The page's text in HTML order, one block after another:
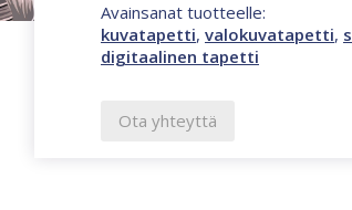
Avainsanat tuotteelle:
kuvatapetti, valokuvatapetti,
digitaalinen tapetti
Ota yhteyttä